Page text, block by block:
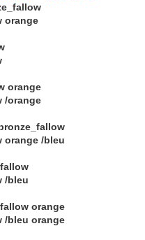
orange
orange
/orange
orange /bleu
/bleu
orange
/bleu orange